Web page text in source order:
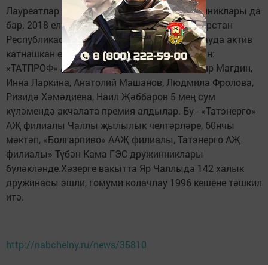
Лауреатлар арасында Чаллы халык дружинниклары да
бар. 2018 елгы эш нәтиҗәләре буенча «Татарстан
Республикасында җәмәгать тәртибен саклауда актив
катнашкан өчен» республика премиясе белән:
«ТАТПРОФ» АҖ халык дружиннигы Владимир Магдин,
Инна Ларкина, Анатолий Машанов, Людмила Фролова,
Ризидә Хәмәдиева, Наил Җәббаров 5 мең сум
күләмендә акчалата премия алдылар. Бу - «Татэнерго»
АҖ филиалы Чаллы җылылык челтәрләре, 60нчы
мәктәп, «Болгарпиво» ААҖ филиалы, Татэнерго АҖ
филиалы» Түбән Кама ГЭС дружинниклары
бүләкләнде.Хәзерге вакытта Яр Чаллыда 142 халык
дружинасы эшли, гомуми колачлау 1996 кешене тәшкил
итә.
http://nabchelny.ru/news/35810